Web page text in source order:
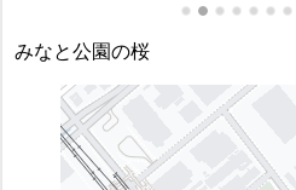
みなと公園の桜